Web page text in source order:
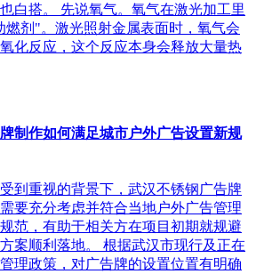
白搭。 先说氧气。氧气在激光加工里
燃剂"。激光照射金属表面时，氧气会
化反应，这个反应本身会释放大量热
制作如何满足城市户外广告设置新规
到重视的背景下，武汉不锈钢广告牌
要充分考虑并符合当地户外广告管理
范，有助于相关方在项目初期就规避
案顺利落地。 根据武汉市现行及正在
理政策，对广告牌的设置位置有明确